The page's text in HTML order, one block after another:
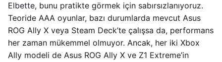
Elbette, bunu pratikte görmek için sabırsızlanıyoruz.
Teoride AAA oyunlar, bazı durumlarda mevcut Asus
ROG Ally X veya Steam Deck’te çalışsa da, performans
her zaman mükemmel olmuyor. Ancak, her iki Xbox
Ally modeli de Asus ROG Ally X ve Z1 Extreme’in